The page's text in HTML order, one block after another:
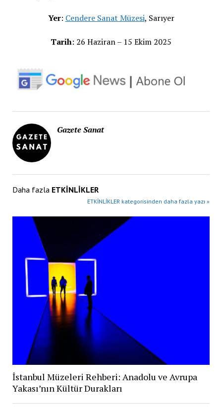
Yer: Cendere Sanat Müzesi, Sarıyer
Tarih: 26 Haziran – 15 Ekim 2025
Gazete Sanat
Daha fazla ETKİNLİKLER
ETKİNLİKLER kategorisinden daha fazla yazı »
İstanbul Müzeleri Rehberi: Anadolu ve Avrupa
Yakası’nın Kültür Durakları